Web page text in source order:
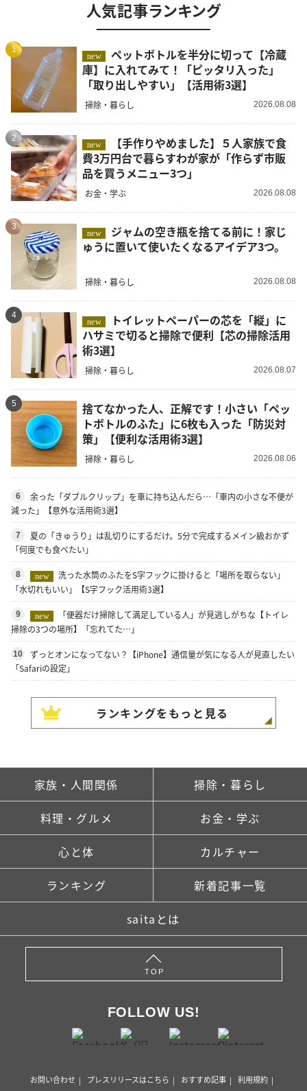
人気記事ランキング
1
new
ペットボトルを半分に切って【冷蔵
庫】に入れてみて！「ピッタリ入った」
「取り出しやすい」【活用術3選】
掃除・暮らし 2026.08.08
2
new
費3万円台で暮らすわが家が「作らず市販
品を買うメニュー3つ」
お金・学ぶ 2026.08.08
3
new
ゅうに置いて使いたくなるアイデア3つ。
掃除・暮らし 2026.08.08
4
new
ハサミで切ると掃除で便利【芯の掃除活用
術3選】
掃除・暮らし 2026.08.07
5
捨てなかった人、正解です！小さい「ペッ
トボトルのふた」に6枚も入った「防災対
策」【便利な活用術3選】
掃除・暮らし 2026.08.06
6
余った「ダブルクリップ」を車に持ち込んだら…「車内の小さな不便が
減った」【意外な活用術3選】
7
夏の「きゅうり」は乱切りにするだけ。5分で完成するメイン級おかず
「何度でも食べたい」
8 new
洗った水筒のふたをS字フックに掛けると「場所を取らない」
「水切れもいい」【S字フック活用術3選】
9 new
「便器だけ掃除して満足している人」が見逃しがちな【トイレ
掃除の3つの場所】「忘れてた…」
10
ずっとオンになってない？【iPhone】通信量が気になる人が見直したい
「Safariの設定」
ランキングをもっと見る
家族・人間関係 掃除・暮らし
料理・グルメ お金・学ぶ
心と体 カルチャー
ランキング 新着記事一覧
saitaとは
TOP
FOLLOW US!
お問い合わせ プレスリリースはこちら おすすめ記事
利用規約